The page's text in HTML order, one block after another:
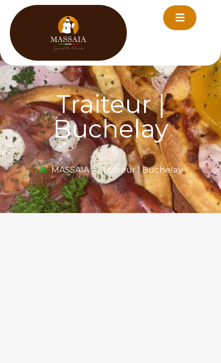
principal
Traiteur |
Buchelay
MASSAIA Traiteur | Buchelay